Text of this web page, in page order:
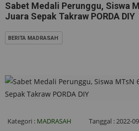
Sabet Medali Perunggu, Siswa
Juara Sepak Takraw PORDA DIY
BERITA MADRASAH
Kategori : MADRASAH Tanggal : 2022-